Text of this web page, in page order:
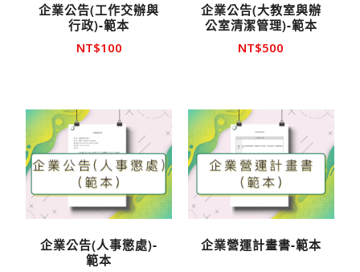
企業公告(工作交辦與
行政)-範本
NT$100
企業公告(大教室與辦
公室清潔管理)-範本
NT$500
企業公告(人事懲處)-
範本
企業營運計畫書-範本